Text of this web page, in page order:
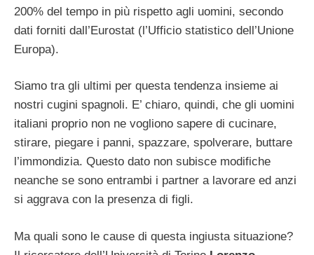
200% del tempo in più rispetto agli uomini, secondo
dati forniti dall’Eurostat (l’Ufficio statistico dell’Unione
Europa).
Siamo tra gli ultimi per questa tendenza insieme ai
nostri cugini spagnoli. E’ chiaro, quindi, che gli uomini
italiani proprio non ne vogliono sapere di cucinare,
stirare, piegare i panni, spazzare, spolverare, buttare
l’immondizia. Questo dato non subisce modifiche
neanche se sono entrambi i partner a lavorare ed anzi
si aggrava con la presenza di figli.
Ma quali sono le cause di questa ingiusta situazione?